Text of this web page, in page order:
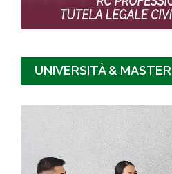
UNIVERSITÀ & MASTER